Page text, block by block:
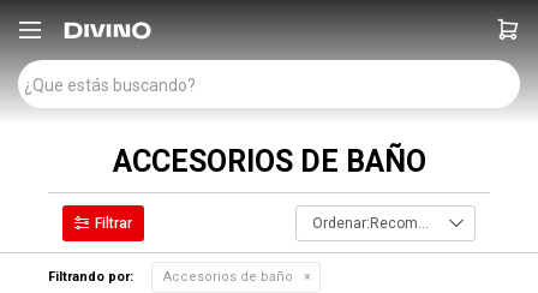

ACCESORIOS DE BAÑO
Recomendados
Filtrando por: Accesorios de baño